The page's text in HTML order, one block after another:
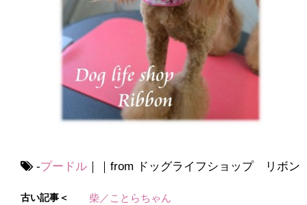
-プードル ｜｜from ドッグライフショップ リボン
古い記事＜ 柴／ことらちゃん